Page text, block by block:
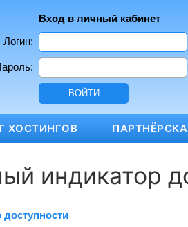
Вход в личный кабинет
Логин:
ХОСТИНГОВ
индикатор